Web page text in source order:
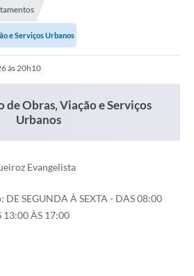
e Serviços Urbanos
às 20h10
Obras, Viação e Serviços
Urbanos
Evangelista
DE SEGUNDA À SEXTA - DAS 08:00
13:00 ÀS 17:00